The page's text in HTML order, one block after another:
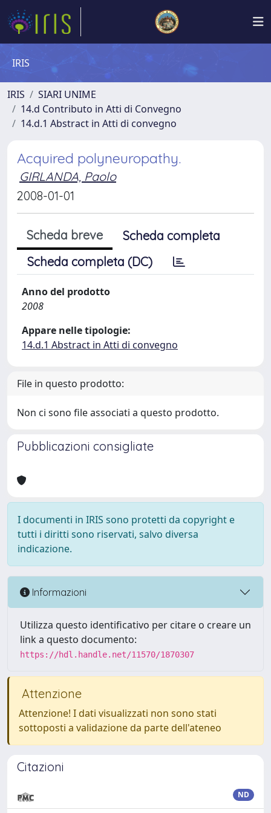
IRIS
IRIS
SIARI UNIME
14.d Contributo in Atti di Convegno
14.d.1 Abstract in Atti di convegno
Acquired polyneuropathy.
GIRLANDA, Paolo
2008-01-01
Scheda breve
Scheda completa
Scheda completa (DC)
Anno del prodotto
2008
Appare nelle tipologie:
14.d.1 Abstract in Atti di convegno
File in questo prodotto:
Non ci sono file associati a questo prodotto.
Pubblicazioni consigliate
I documenti in IRIS sono protetti da copyright e
tutti i diritti sono riservati, salvo diversa
indicazione.
Informazioni
Utilizza questo identificativo per citare o creare un
link a questo documento:
https://hdl.handle.net/11570/1870307
Attenzione
Attenzione! I dati visualizzati non sono stati
sottoposti a validazione da parte dell'ateneo
Citazioni
ND